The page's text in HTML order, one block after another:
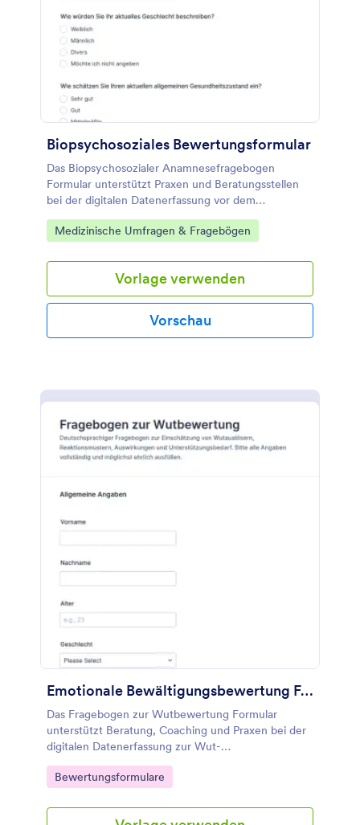
Biopsychosoziales Bewertungsformular
Das Biopsychosozialer Anamnesefragebogen
Formular unterstützt Praxen und Beratungsstellen
bei der digitalen Datenerfassung vor dem
Erstgespräch, damit Anliegen, Belastungen und
Ressourcen frühzeitig sichtbar werden.
Go to Category:
Medizinische Umfragen & Fragebögen
Vorlage verwenden
Vorschau
Emotionale Bewältigungsbewertung Fragebogen
Das Fragebogen zur Wutbewertung Formular
unterstützt Beratung, Coaching und Praxen bei der
digitalen Datenerfassung zur Wut-
Selbsteinschätzung und der Vorbereitung passender
Folgeschritte mit Jotform.
Go to Category:
Bewertungsformulare